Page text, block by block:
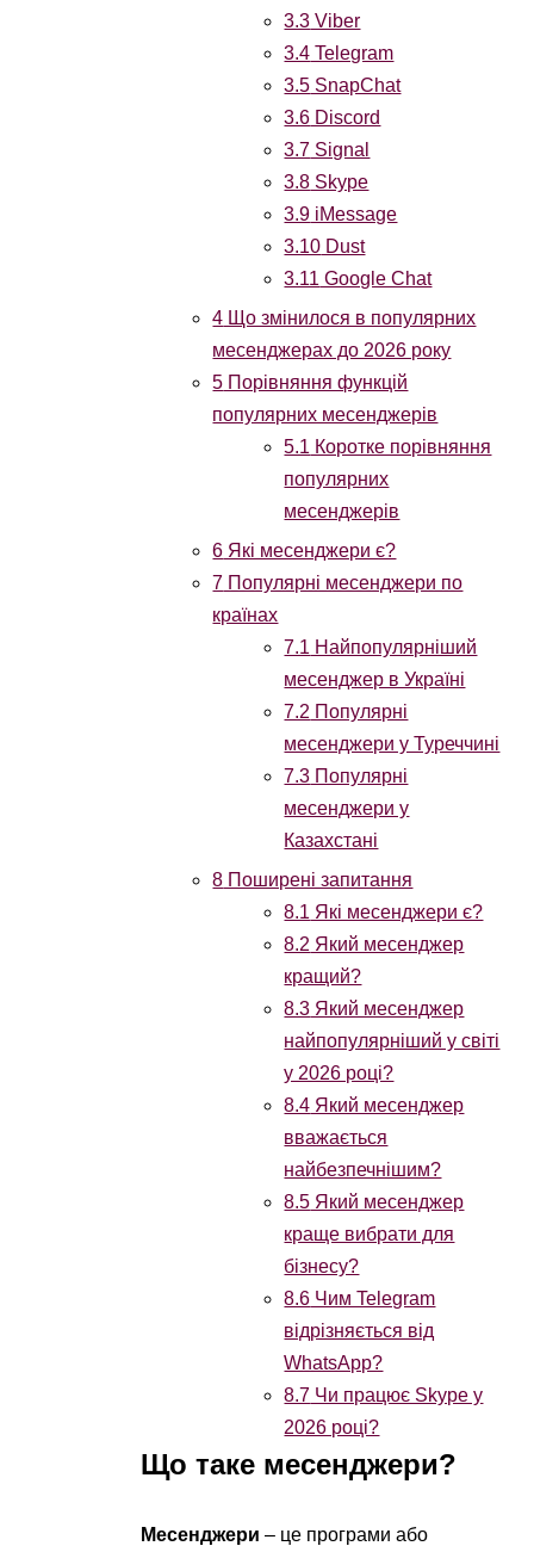
3.3 Viber
3.4 Telegram
3.5 SnapChat
3.6 Discord
3.7 Signal
3.8 Skype
3.9 iMessage
3.10 Dust
3.11 Google Chat
4 Що змінилося в популярних
месенджерах до 2026 року
5 Порівняння функцій
популярних месенджерів
5.1 Коротке порівняння
популярних
месенджерів
6 Які месенджери є?
7 Популярні месенджери по
країнах
7.1 Найпопулярніший
месенджер в Україні
7.2 Популярні
месенджери у Туреччині
7.3 Популярні
месенджери у
Казахстані
8 Поширені запитання
8.1 Які месенджери є?
8.2 Який месенджер
кращий?
8.3 Який месенджер
найпопулярніший у світі
у 2026 році?
8.4 Який месенджер
вважається
найбезпечнішим?
8.5 Який месенджер
краще вибрати для
бізнесу?
8.6 Чим Telegram
відрізняється від
WhatsApp?
8.7 Чи працює Skype у
2026 році?
Що таке месенджери?
Месенджери – це програми або